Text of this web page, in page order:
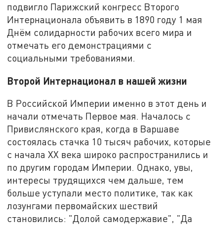
подвигло Парижский конгресс Второго
Интернационала объявить в 1890 году 1 мая
Днём солидарности рабочих всего мира и
отмечать его демонстрациями с
социальными требованиями.
Второй Интернационал в нашей жизни
В Российской Империи именно в этот день и
начали отмечать Первое мая. Началось с
Привислянского края, когда в Варшаве
состоялась стачка 10 тысяч рабочих, которые
с начала ХХ века широко распространились и
по другим городам Империи. Однако, увы,
интересы трудящихся чем дальше, тем
больше уступали место политике, так как
лозунгами первомайских шествий
становились: "Долой самодержавие", "Да